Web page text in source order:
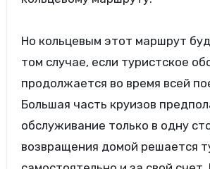
Но кольцевым этот маршрут
том случае, если туристское
продолжается во время всей
Большая часть круизов
обслуживание только в одну
возвращения домой решается